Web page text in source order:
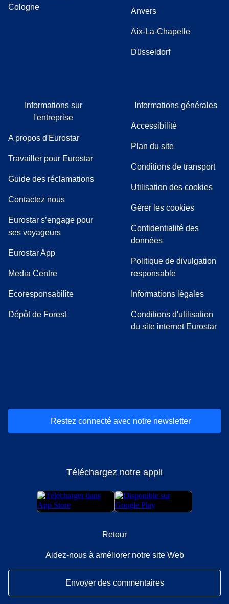
Cologne
Anvers
Aix-La-Chapelle
Düsseldorf
Informations sur
l'entreprise
A propos d'Eurostar
Travailler pour Eurostar
Guide des réclamations((
Contactez nous
Eurostar s’engage pour
ses voyageurs
Eurostar App
Media Centre( Ouvre un nouvel onglet)
Ecoresponsabilite
Dépôt de Forest
Informations générales
Accessibilité
Plan du site
Conditions de transport
Utilisation des cookies
Gérer les cookies
Confidentialité des
données
Politique de divulgation
responsable
Informations légales
Conditions d'utilisation
du site internet Eurostar
Restez connecté avec notre newsletter
Téléchargez notre appli
Retour
Aidez-nous à améliorer notre site Web
Envoyer des commentaires